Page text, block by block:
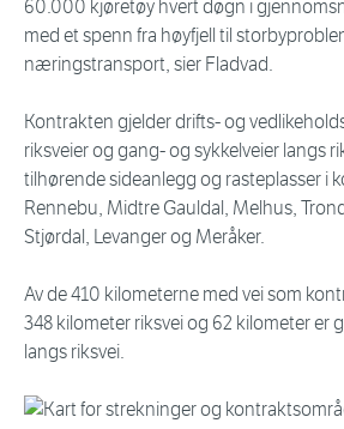
60.000 kjøretøy hvert døgn i
med et spenn fra høyfjell til
næringstransport, sier Fladvad.
Kontrakten gjelder drifts- og
riksveier og gang- og sykkelveier langs
tilhørende sideanlegg og rasteplasser i
Rennebu, Midtre Gauldal, Melhus,
Stjørdal, Levanger og Meråker.
Av de 410 kilometerne med vei som
348 kilometer riksvei og 62 kilometer er
langs riksvei.